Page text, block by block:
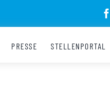
PRESSE STELLENPORTAL